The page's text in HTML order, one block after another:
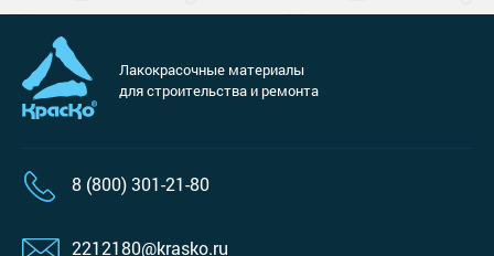
Лакокрасочные материалы
для строительства и ремонта
8 (800) 301-21-80
2212180@krasko.ru